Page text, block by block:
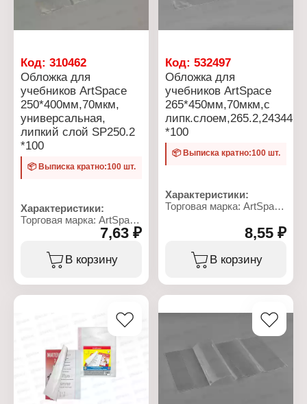
Код: 310462
Обложка для
учебников ArtSpace
250*400мм,70мкм,
универсальная,
липкий слой SP250.2
*100
📦 Выписка кратно:100 шт.
Характеристики:
Торговая марка: ArtSpace
Тип товара: Обложка
Назначение: для
учебников
Особенность: с липким
Плотность: 70 мкм
Цвет: прозрачная
7,63 ₽
В корзину
Код:532497
Обложка для
учебников ArtSpace
265*450мм,70мкм,с
липк.слоем,265.2,24344
*100
📦 Выписка кратно:100 шт.
Характеристики:
Торговая марка: ArtSpace
Тип товара: Обложка
учебников
Материал: полипропилен
Размер: 265х450 мм
Особенность: с липким
Вид: универсальная
8,55 ₽
В корзину